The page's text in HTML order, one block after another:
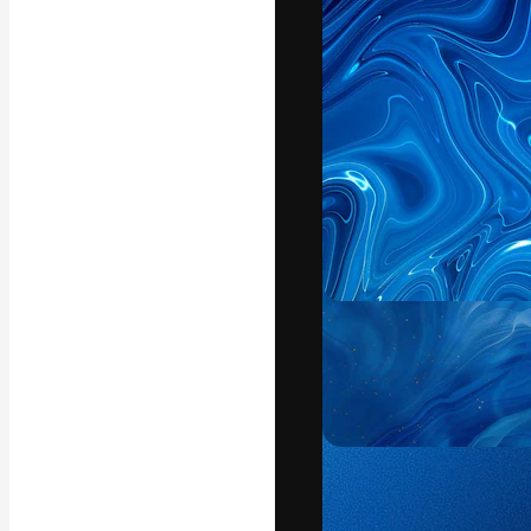
La plataforma
trabajo. Más
entre
estudios.
Español
Copyright © 2010-